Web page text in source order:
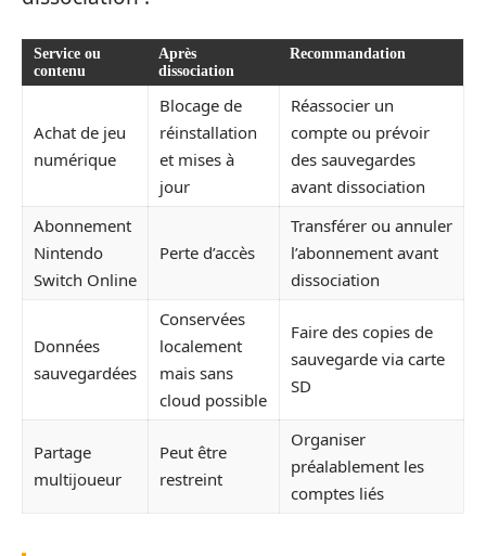
Service ou
contenu
Après
dissociation
Recommandation
Achat de jeu
numérique
Blocage de
réinstallation
et mises à
jour
Réassocier un
compte ou prévoir
des sauvegardes
avant dissociation
Abonnement
Nintendo
Switch Online
Perte d’accès
Transférer ou annuler
l’abonnement avant
dissociation
Données
sauvegardées
Conservées
localement
mais sans
cloud possible
Faire des copies de
sauvegarde via carte
SD
Partage
multijoueur
Peut être
restreint
Organiser
préalablement les
comptes liés